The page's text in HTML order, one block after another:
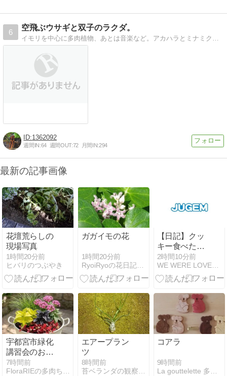
6
空飛ぶウサギと双子のラクダ。
イモリを中心に多肉植物、あとは音楽など。アカハラとミナミクシイモリに囲まれたハッピーイモリライフです！
1362092
週間IN:64 週間OUT:72 月間IN:294
最新の記事画像
花壇荒らしの
現場写真
1時間20分前
ヒバリのつぶやき
ガガイモの花
1時間20分前
RyoiRyoの花日記*Diario de flores
【日記】クッ
キー食べた
い！
2時間10分前
WE WERE LOVERS。
宇都宮市緑化
講習会のお知
らせ
7時間前
FloraRIEの多肉ちゃん＠宇都宮
エアープラン
ツ
8時間前
苔ベランダの観察記録
コアラ
9時間前